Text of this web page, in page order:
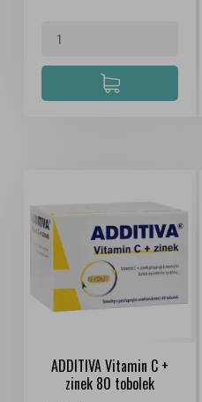
ADDITIVA Vitamin C +
zinek 80 tobolek